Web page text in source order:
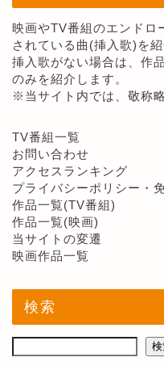
映画やTV番組のエンドロ
されている曲(挿入歌)を
挿入歌がない場合は、作
のみを紹介します。
※当サイト内では、敬称
TV番組一覧
お問い合わせ
アクセスランキング
プライバシーポリシー・
作品一覧(TV番組)
作品一覧(映画)
当サイトの変遷
映画作品一覧
検索